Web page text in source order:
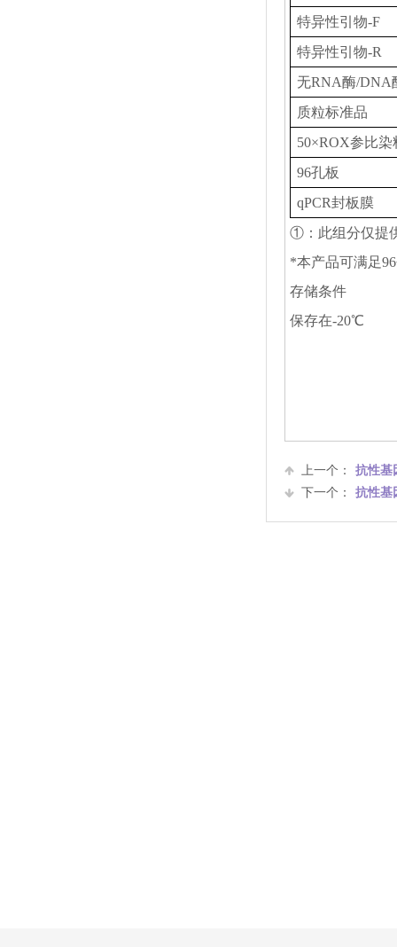
特异性引物-F
特异性引物-R
无RNA酶/DNA
质粒标准品
50×ROX参比染
96孔板
qPCR封板膜
①：此组分仅提
*本产品可满足
存储条件
保存在-20℃
上一个：
抗性基
下一个：
抗性基